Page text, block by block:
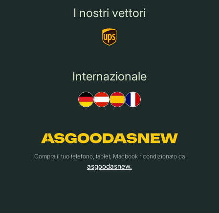
I nostri vettori
Internazionale
Compra il tuo telefono, tablet, Macbook ricondizionato da
asgoodasnew.